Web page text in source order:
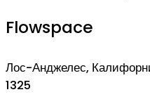
Flowspace
Лос-Анджелес,
1325